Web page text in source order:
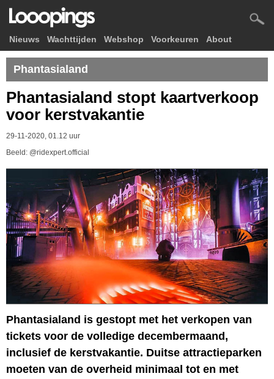
Nieuws Wachttijden Webshop Voorkeuren About
Phantasialand
Phantasialand stopt kaartverkoop
voor kerstvakantie
29-11-2020, 01.12 uur
Beeld: @ridexpert.official
Phantasialand is gestopt met het verkopen van
tickets voor de volledige decembermaand,
inclusief de kerstvakantie. Duitse attractieparken
moeten van de overheid minimaal tot en met